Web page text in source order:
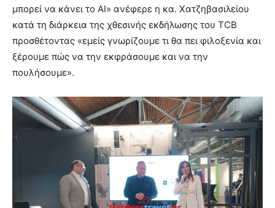
μπορεί να κάνει το AI» ανέφερε η κα. Χατζηβασιλείου
κατά τη διάρκεια της χθεσινής εκδήλωσης του TCB
προσθέτοντας «εμείς γνωρίζουμε τι θα πει φιλοξενία και
ξέρουμε πώς να την εκφράσουμε και να την
πουλήσουμε».